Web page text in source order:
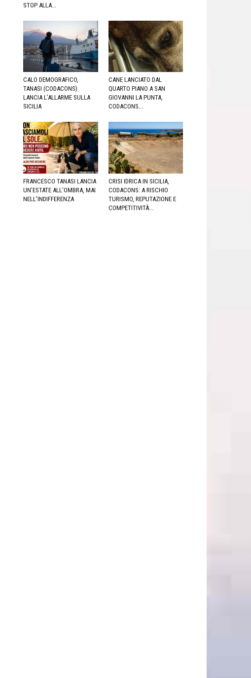
STOP ALLA...
CALO DEMOGRAFICO,
TANASI (CODACONS)
LANCIA L’ALLARME SULLA
SICILIA
CANE LANCIATO DAL
QUARTO PIANO A SAN
GIOVANNI LA PUNTA,
CODACONS...
FRANCESCO TANASI LANCIA
UN’ESTATE ALL’OMBRA, MAI
NELL’INDIFFERENZA
CRISI IDRICA IN SICILIA,
CODACONS: A RISCHIO
TURISMO, REPUTAZIONE E
COMPETITIVITÀ...